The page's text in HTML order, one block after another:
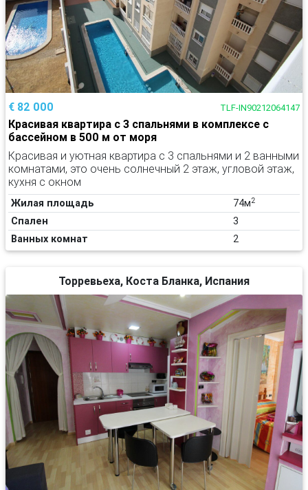
€ 82 000 TLF-IN90212064147
Красивая квартира с 3 спальнями в комплексе с
бассейном в 500 м от моря
Красивая и уютная квартира с 3 спальнями и 2 ванными
комнатами, это очень солнечный 2 этаж, угловой этаж,
кухня с окном
Жилая площадь 74м2
Спален
3
Ванных комнат
2
Торревьеха, Коста Бланка, Испания